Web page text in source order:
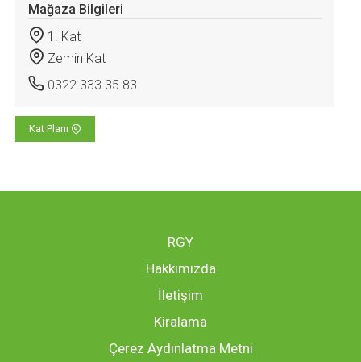
Mağaza Bilgileri
1. Kat
Zemin Kat
0322 333 35 83
Kat Planı
RGY
Hakkımızda
İletişim
Kiralama
Çerez Aydınlatma Metni